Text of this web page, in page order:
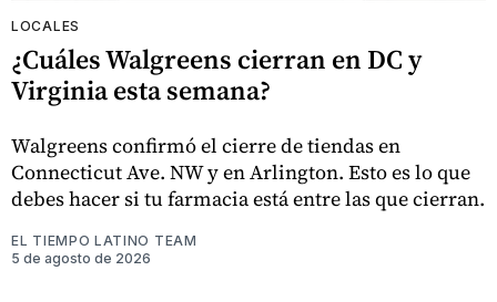
LOCALES
¿Cuáles Walgreens cierran en DC y
Virginia esta semana?
Walgreens confirmó el cierre de tiendas en
Connecticut Ave. NW y en Arlington. Esto es lo que
debes hacer si tu farmacia está entre las que cierran.
EL TIEMPO LATINO TEAM
5 de agosto de 2026